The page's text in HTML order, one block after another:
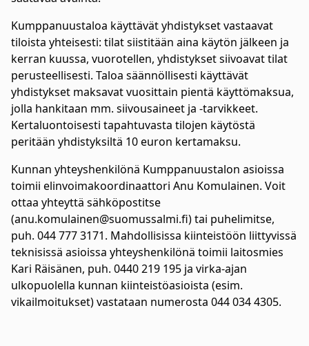
Kumppanuustaloa käyttävät yhdistykset vastaavat
tiloista yhteisesti: tilat siistitään aina käytön jälkeen ja
kerran kuussa, vuorotellen, yhdistykset siivoavat tilat
perusteellisesti. Taloa säännöllisesti käyttävät
yhdistykset maksavat vuosittain pientä käyttömaksua,
jolla hankitaan mm. siivousaineet ja -tarvikkeet.
Kertaluontoisesti tapahtuvasta tilojen käytöstä
peritään yhdistyksiltä 10 euron kertamaksu.
Kunnan yhteyshenkilönä Kumppanuustalon asioissa
toimii elinvoimakoordinaattori Anu Komulainen. Voit
ottaa yhteyttä sähköpostitse
(anu.komulainen@suomussalmi.fi) tai puhelimitse,
puh. 044 777 3171. Mahdollisissa kiinteistöön liittyvissä
teknisissä asioissa yhteyshenkilönä toimii laitosmies
Kari Räisänen, puh. 0440 219 195 ja virka-ajan
ulkopuolella kunnan kiinteistöasioista (esim.
vikailmoitukset) vastataan numerosta 044 034 4305.